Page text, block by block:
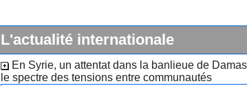
L'actualité internationale
En Syrie, un attentat dans la banlieue de
le spectre des tensions entre communautés